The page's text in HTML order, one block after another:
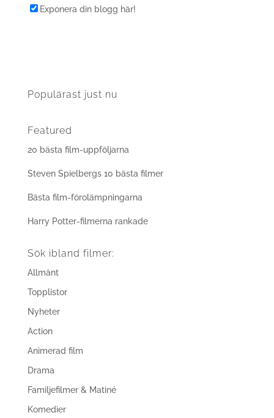
Exponera din blogg här!
Populärast just nu
Featured
20 bästa film-uppföljarna
Steven Spielbergs 10 bästa filmer
Bästa film-förolämpningarna
Harry Potter-filmerna rankade
Sök ibland filmer:
Allmänt
Topplistor
Nyheter
Action
Animerad film
Drama
Familjefilmer & Matiné
Komedier